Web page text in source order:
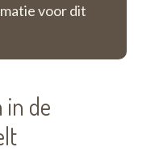
voor dit
in de